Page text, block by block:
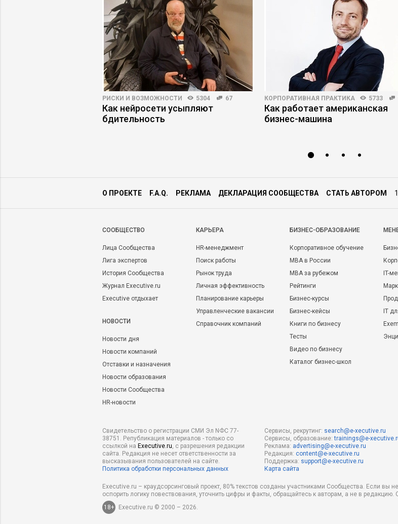
РИСКИ И ВОЗМОЖНОСТИ 5304 67
Как нейросети усыпляют
бдительность
КОРПОРАТИВНАЯ ПРАКТИКА 5733
Как работает американская
бизнес-машина
О ПРОЕКТЕ F.A.Q. РЕКЛАМА ДЕКЛАРАЦИЯ СООБЩЕСТВА СТАТЬ АВТОРОМ
CООБЩЕСТВО
Лица Сообщества
Лига экспертов
История Сообщества
Журнал Executive.ru
Executive отдыхает
НОВОСТИ
Новости дня
Новости компаний
Отставки и назначения
Новости образования
Новости Сообщества
HR-новости
КАРЬЕРА
HR-менеджмент
Поиск работы
Рынок труда
Личная эффективность
Планирование карьеры
Управленческие вакансии
Справочник компаний
БИЗНЕС-ОБРАЗОВАНИЕ
Корпоративное обучение
MBA в России
MBA за рубежом
Рейтинги
Бизнес-курсы
Бизнес-кейсы
Книги по бизнесу
Тесты
Видео по бизнесу
Каталог бизнес-школ
IT-
IT
Свидетельство о регистрации СМИ Эл NФС 77-
38751. Републикация материалов - только со
ссылкой на Executive.ru, с разрешения редакции
сайта. Редакция не несет ответственности за
высказывания пользователей на сайте.
Политика обработки персональных данных
Сервисы, рекрутинг: search@e-xecutive.ru
Сервисы, образование:trainings@e-
Реклама: advertising@e-xecutive.ru
Редакция: content@e-xecutive.ru
Поддержка: support@e-xecutive.ru
Карта сайта
Executive.ru – краудсорсинговый проект, 80% текстов созданы участниками Сообщества. Если вы
оспорить логику повествования, уточнить цифры и факты, обращайтесь к авторам, а не в
18+
Executive.ru © 2000 – 2026.